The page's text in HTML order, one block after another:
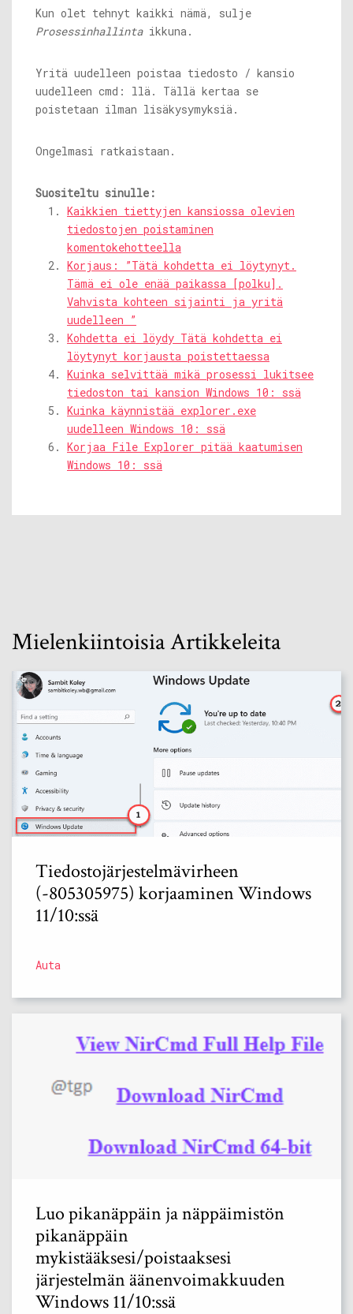
Kun olet tehnyt kaikki nämä, sulje
Prosessinhallintaikkuna.
Yritä uudelleen poistaa tiedosto / kansio
uudelleen cmd: llä. Tällä kertaa se
poistetaan ilman lisäkysymyksiä.
Ongelmasi ratkaistaan.
Suositeltu sinulle:
Kaikkien tiettyjen kansiossa olevien
tiedostojen poistaminen
komentokehotteella
Korjaus: ”Tätä kohdetta ei löytynyt.
Tämä ei ole enää paikassa [polku].
Vahvista kohteen sijainti ja yritä
uudelleen ”
Kohdetta ei löydy Tätä kohdetta ei
löytynyt korjausta poistettaessa
Kuinka selvittää mikä prosessi lukitsee
tiedoston tai kansion Windows 10: ssä
Kuinka käynnistää explorer.exe
uudelleen Windows 10: ssä
Korjaa File Explorer pitää kaatumisen
Windows 10: ssä
Mielenkiintoisia Artikkeleita
Tiedostojärjestelmävirheen
(-805305975) korjaaminen Windows
11/10:ssä
Auta
Luo pikanäppäin ja näppäimistön
pikanäppäin
mykistääksesi/poistaaksesi
järjestelmän äänenvoimakkuuden
Windows 11/10:ssä